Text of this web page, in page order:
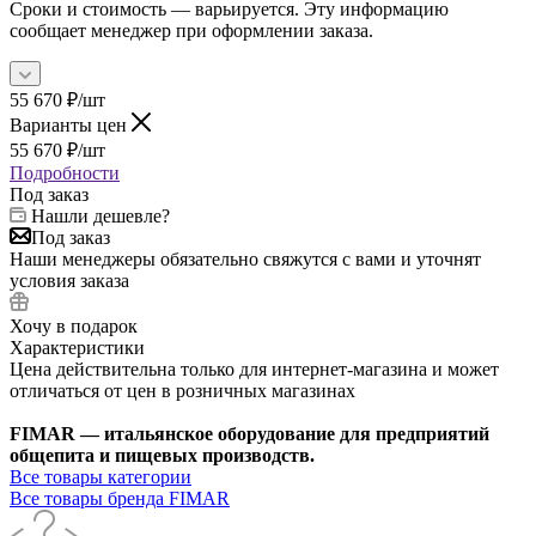
Сроки и стоимость — варьируется. Эту информацию
сообщает менеджер при оформлении заказа.
55 670 ₽/шт
Варианты цен
55 670 ₽/шт
Подробности
Под заказ
Нашли дешевле?
Под заказ
Наши менеджеры обязательно свяжутся с вами и уточнят
условия заказа
Хочу в подарок
Характеристики
Цена действительна только для интернет-магазина и может
отличаться от цен в розничных магазинах
FIMAR — итальянское оборудование для предприятий
общепита и пищевых производств.
Все товары категории
Все товары бренда FIMAR